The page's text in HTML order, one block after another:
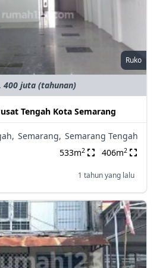
Ruko
400 juta (tahunan)
Tengah Kota Semarang
Semarang, Semarang Tengah
533m2 406m2
1 tahun yang lalu